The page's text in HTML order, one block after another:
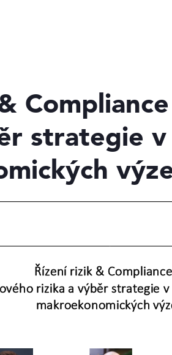
strategie